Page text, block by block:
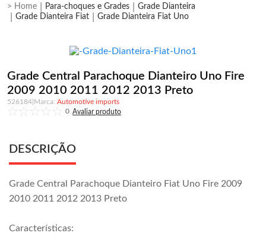
Para-choques e Grades
Grade Dianteira
Grade Dianteira Fiat
Grade Dianteira Fiat Uno
Grade Central Parachoque Dianteiro Uno Fire
2009 2010 2011 2012 2013 Preto
526184
Automotive imports
0
DESCRIÇÃO
Grade Central Parachoque Dianteiro Fiat Uno Fire 2009
2010 2011 2012 2013 Preto
Características: